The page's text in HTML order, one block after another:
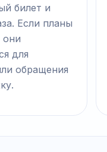
билет и
Если планы
они
для
обращения